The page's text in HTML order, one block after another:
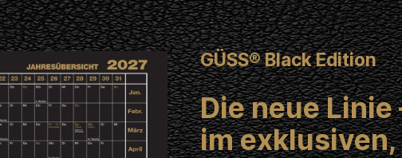
GÜSS® Black Edition
Die neue Linie
im